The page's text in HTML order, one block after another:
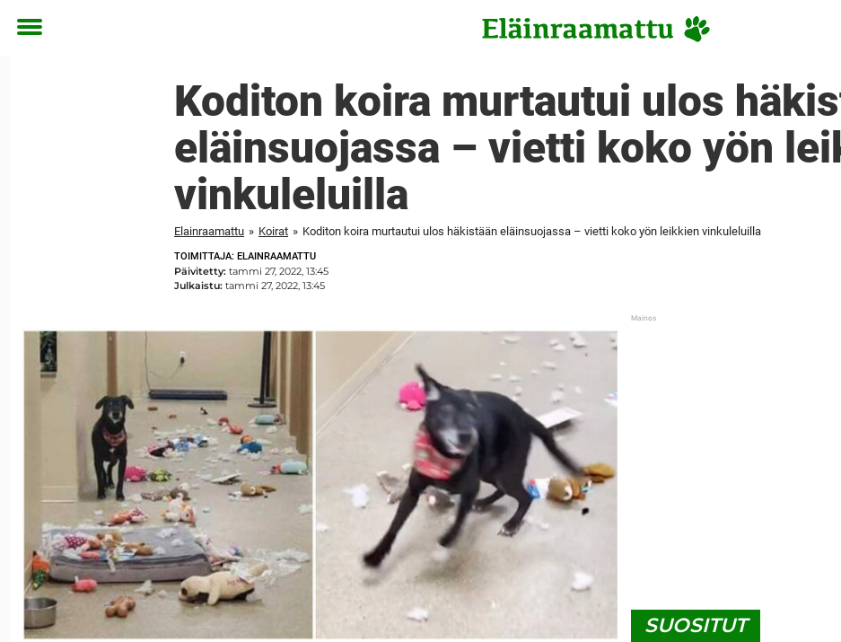
Toggle
Koditon koira murtautui ulos
eläinsuojassa – vietti koko yön
vinkuleluilla
Elainraamattu » Koirat » Koditon koira murtautui ulos häkistään eläinsuojassa – vietti koko yön leikkien vinkuleluilla
TOIMITTAJA: ELAINRAAMATTU
Päivitetty: tammi 27, 2022, 13:45
Julkaistu: tammi 27, 2022, 13:45
SUOSITUT